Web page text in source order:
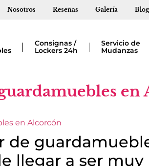
Nosotros Reseñas Galería Blog
Consignas /
Lockers 24h
Servicio de
Mudanzas
en
en Alcorcón
de
llegar a ser muy